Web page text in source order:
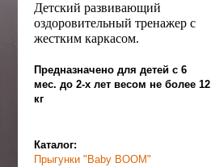
Детский развивающий
оздоровительный тренажер с
жестким каркасом.
Предназначено для детей с 6
мес. до 2-х лет весом не более 12
кг
Каталог:
Прыгунки "Baby BOOM"